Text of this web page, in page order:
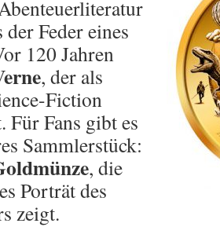
der Feder eines
120 Jahren
, der als
Fiction
Fans gibt es
Sammlerstück:
, die
Porträt des
zeigt.